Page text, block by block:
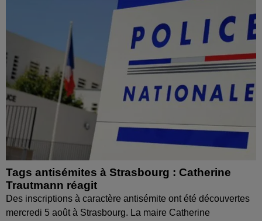
Tags antisémites à Strasbourg : Catherine
Trautmann réagit
Des inscriptions à caractère antisémite ont été découvertes
mercredi 5 août à Strasbourg. La maire Catherine